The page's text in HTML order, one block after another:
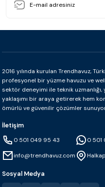
2016 yılında kurulan Trendhavuz,
profesyonel bir yüzme havuzu ve
sektör deneyimi ile teknik
yaklaşımı bir araya getirerek hem
ömürlü ve güvenilir çözümler
İletişim
0 501 049 95 43
info@trendhavuz.com
0 501
Sosyal Medya